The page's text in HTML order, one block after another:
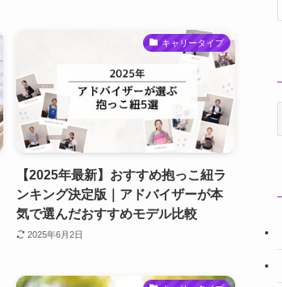
キャリータイプ
【2025年最新】おすすめ抱っこ紐ラ
ンキング決定版｜アドバイザーが本
気で選んだおすすめモデル比較
2025年6月2日